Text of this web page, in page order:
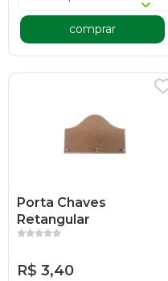
comprar
Porta Chaves
Retangular
R$ 3,40